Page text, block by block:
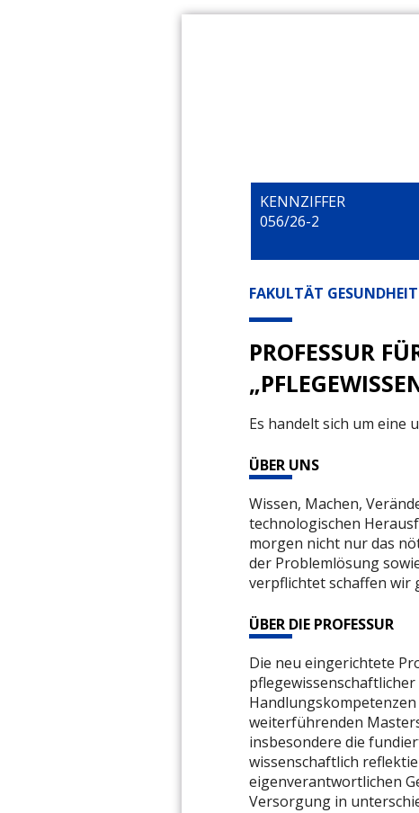
KENNZIFFER
056/26-2
FAKULTÄT GESUNDHEIT
PROFESSUR
Es handelt sich um eine
ÜBER UNS
Wissen, Machen,
technologischen
morgen nicht nur das
der Problemlösung
verpflichtet schaffen wir
ÜBER DIE PROFESSUR
Die neu eingerichtete
weiterführenden
insbesondere die
wissenschaftlich
eigenverantwortlichen
Versorgung in